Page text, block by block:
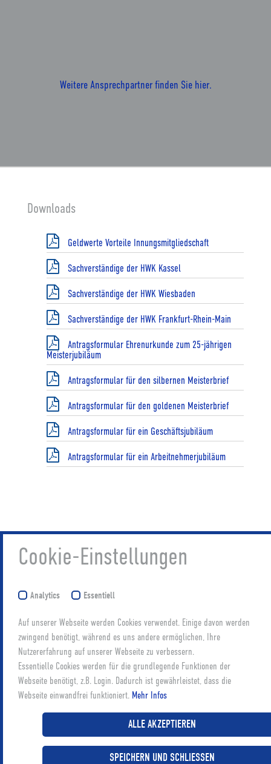
Weitere Ansprechpartner finden Sie hier.
Downloads
Geldwerte Vorteile Innungsmitgliedschaft
Sachverständige der HWK Kassel
Sachverständige der HWK Wiesbaden
Sachverständige der HWK Frankfurt-Rhein-Main
Antragsformular Ehrenurkunde zum 25-jährigen
Meisterjubiläum
Antragsformular für den silbernen Meisterbrief
Antragsformular für den goldenen Meisterbrief
Antragsformular für ein Geschäftsjubiläum
Antragsformular für ein Arbeitnehmerjubiläum
Impressum
NEWSLETTER
Abonnieren
Cookie-Einstellungen
Analytics Essentiell
Auf unserer Webseite werden Cookies verwendet. Einige davon werden
zwingend benötigt, während es uns andere ermöglichen, Ihre
Nutzererfahrung auf unserer Webseite zu verbessern.
Essentielle Cookies werden für die grundlegende Funktionen der
Webseite benötigt, z.B. Login. Dadurch ist gewährleistet, dass die
Webseite einwandfrei funktioniert. Mehr Infos
ALLE AKZEPTIEREN
SPEICHERN UND SCHLIESSEN